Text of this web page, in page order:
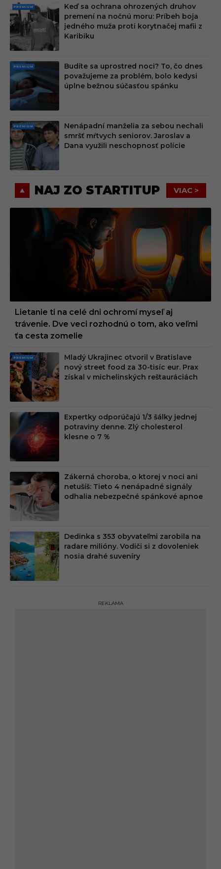
PRE
MIU
M
Keď sa ochrana ohrozených druhov
premení na nočnú moru: Príbeh boja
jedného muža proti korytnačej mafii z
Karibiku
PRE
MIU
M
Budíte sa uprostred noci? To, čo dnes
považujeme za problém, bolo kedysi
úplne bežnou súčasťou spánku
PRE
MIU
M
Nenápadní manželia za sebou nechali
smršť mŕtvych seniorov. Jaroslav a
Dana využili neschopnosť polície
NAJ ZO STARTITUP VIAC >
Lietanie ti na celé dni ochromí myseľ aj
trávenie. Dve veci rozhodnú o tom, ako veľmi
ťa cesta zomelie
PRE
MIU
M
Mladý Ukrajinec otvoril v Bratislave
nový street food za 30-tisíc eur. Prax
získal v michelinských reštauráciách
Expertky odporúčajú 1/3 šálky jednej
potraviny denne. Zlý cholesterol
klesne o 7 %
Zákerná choroba, o ktorej v noci ani
netušíš: Tieto 4 nenápadné signály
odhalia nebezpečné spánkové apnoe
Dedinka s 353 obyvateľmi zarobila na
radare milióny. Vodiči si z dovoleniek
nosia drahé suveníry
REKLAMA